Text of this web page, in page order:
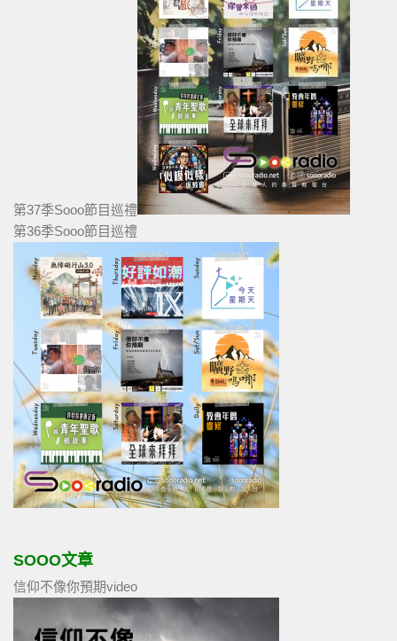
第37季Sooo節目巡禮
第36季Sooo節目巡禮
SOOO文章
信仰不像你預期video